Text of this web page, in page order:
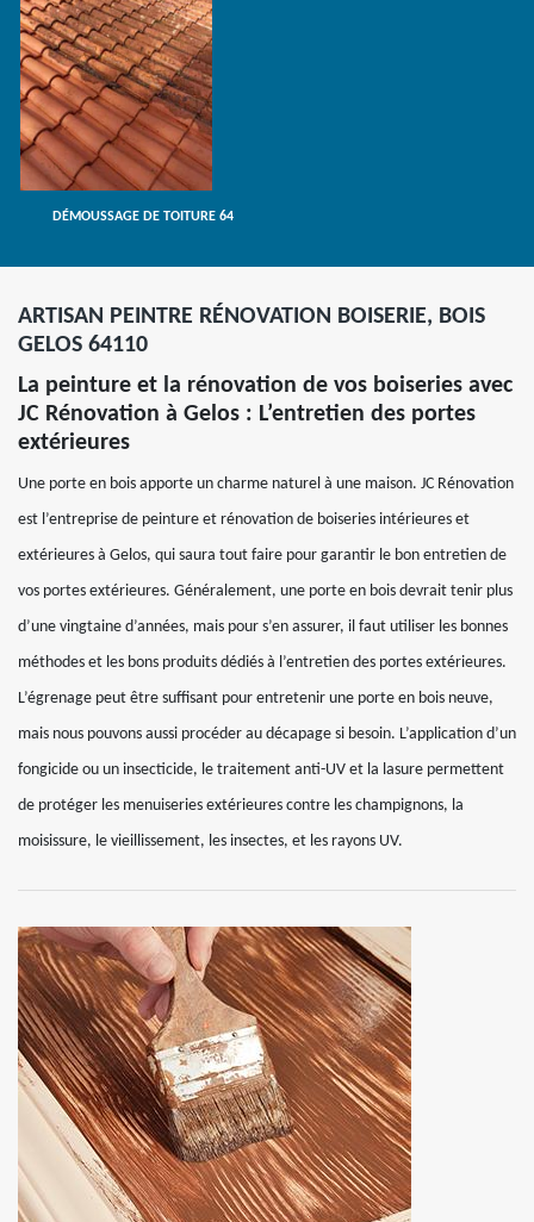
DÉMOUSSAGE DE TOITURE 64
ARTISAN PEINTRE RÉNOVATION BOISERIE, BOIS
GELOS 64110
La peinture et la rénovation de vos boiseries avec
JC Rénovation à Gelos : L’entretien des portes
extérieures
Une porte en bois apporte un charme naturel à une maison. JC Rénovation
est l’entreprise de peinture et rénovation de boiseries intérieures et
extérieures à Gelos, qui saura tout faire pour garantir le bon entretien de
vos portes extérieures. Généralement, une porte en bois devrait tenir plus
d’une vingtaine d’années, mais pour s’en assurer, il faut utiliser les bonnes
méthodes et les bons produits dédiés à l’entretien des portes extérieures.
L’égrenage peut être suffisant pour entretenir une porte en bois neuve,
mais nous pouvons aussi procéder au décapage si besoin. L’application d’un
fongicide ou un insecticide, le traitement anti-UV et la lasure permettent
de protéger les menuiseries extérieures contre les champignons, la
moisissure, le vieillissement, les insectes, et les rayons UV.